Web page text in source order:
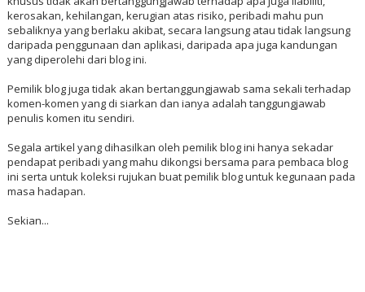
kerosakan, kehilangan, kerugian atas risiko, peribadi mahu pun
sebaliknya yang berlaku akibat, secara langsung atau tidak langsung
daripada penggunaan dan aplikasi, daripada apa juga kandungan
yang diperolehi dari blog ini.
Pemilik blog juga tidak akan bertanggungjawab sama sekali terhadap
komen-komen yang di siarkan dan ianya adalah tanggungjawab
penulis komen itu sendiri.
Segala artikel yang dihasilkan oleh pemilik blog ini hanya sekadar
pendapat peribadi yang mahu dikongsi bersama para pembaca blog
ini serta untuk koleksi rujukan buat pemilik blog untuk kegunaan pada
masa hadapan.
Sekian...